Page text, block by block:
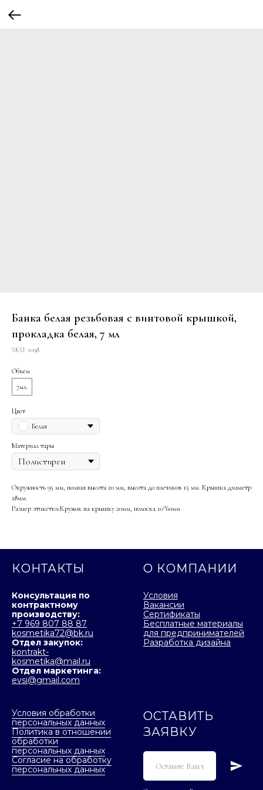
Банка белая резьбовая с винтовой крышкой,
прокладка белая, 7 мл
SKU: 1098
Объем
7мл.
Цвет
Белая
Материал тары
Окружность 95 мм, полная высота 20 мм, высота до плечиков 15 мм. Крышка диаметр
28мм.
Размер этикетки:Кружок на крышку 20мм, полоска 10*60мм
КОНТАКТЫ
Консультация по
контрактному
производству:
+7 969 807 88 87
kosmetika72@bk.ru
Отдел закупок:
kontrakt-
kosmetika@mail.ru
Отдел маркетинга:
evsi@gmail.com
О КОМПАНИИ
Условия
Вакансии
Сертификаты
Бесплатные материалы
для предпринимателей
Разработка дизайна
Условия обработки
персональных данных
Политика в отношении
обработки
персональных данных
Согласие на обработку
персональных данных
ОСТАВИТЬ
ЗАЯВКУ